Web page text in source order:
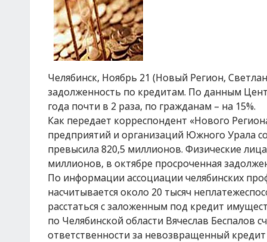
Челябинск, Ноябрь 21 (Новый Регион,
задолженность по кредитам. По данным
года почти в 2 раза, по гражданам – на 15%.
Как передает корреспондент «Нового
предприятий и организаций Южного Урала
превысила 820,5 миллионов. Физические
миллионов, в октябре просроченная
По информации ассоциации челябинских
насчитывается около 20 тысяч
расстаться с заложенным под кредит
по Челябинской области Вячеслав Беспалов
ответственности за невозвращенный